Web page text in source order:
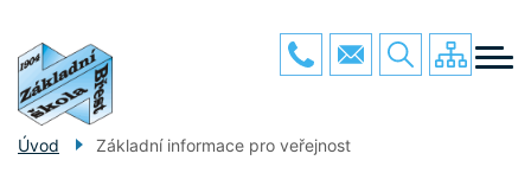
hlavnímu
obsahu
navigace
PRO ŽÁKY
PRO RODIČE
Úvod Základní informace pro veřejnost